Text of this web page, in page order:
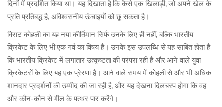
दिनों में प्रदर्शित किया था। यह दिखाता है कि कैसे एक खिलाड़ी, जो अपने खेल के
प्रति प्रतिबद्ध है, अविश्वसनीय ऊंचाइयों को छू सकता है।
विराट कोहली का यह नया कीर्तिमान सिर्फ उनके लिए ही नहीं, बल्कि भारतीय
क्रिकेट के लिए भी एक गर्व का विषय है। उनके इस उपलब्धि से यह साबित होता है
कि भारतीय क्रिकेट में लगातार उत्कृष्टता की परंपरा रही है और आने वाले युवा
क्रिकेटरों के लिए यह एक प्रेरणा है। आने वाले समय में कोहली से और भी अधिक
शानदार प्रदर्शनों की उम्मीद की जा रही है, और यह देखना दिलचस्प होगा कि वह
और कौन-कौन से मील के पत्थर पार करेंगे।